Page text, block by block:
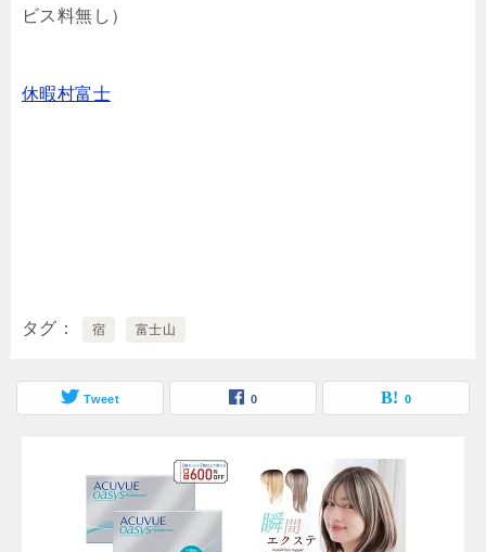
ビス料無し）
休暇村富士
タグ 宿 富士山
Tweet 0 0